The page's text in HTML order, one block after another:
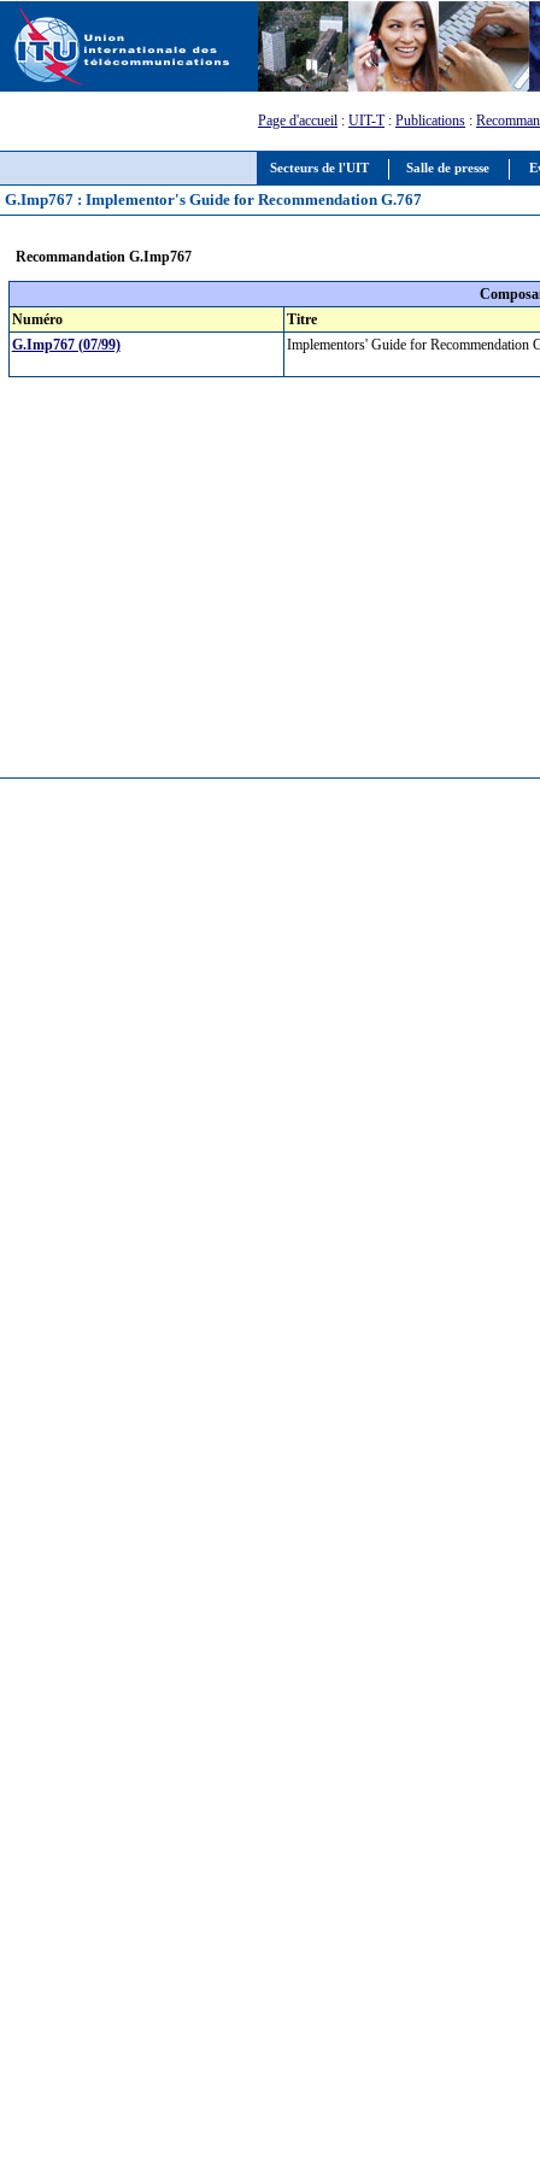
Secteurs de l'UIT Salle de presse
Page d'accueil : UIT-T: Publications :
G.Imp767 : Implementor's Guide for Recommendation G.767
Recommandation G.Imp767
Numéro
Titre
G.Imp767 (07/99)
Implementors' Guide for